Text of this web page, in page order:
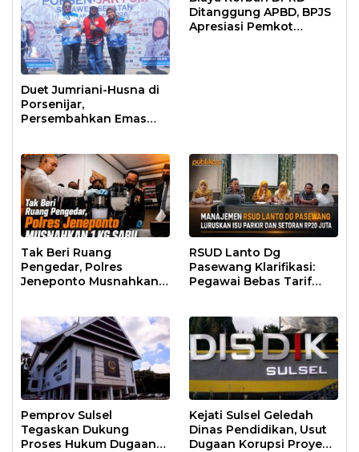
Duet Jumriani-Husna di
Porsenijar,
Persembahkan Emas
Ditanggung APBD, BPJS
Apresiasi Pemkot
Tak Beri Ruang
Pengedar, Polres
Jeneponto Musnahkan
RSUD Lanto Dg
Pasewang Klarifikasi:
Pegawai Bebas Tarif
Pemprov Sulsel
Tegaskan Dukung
Proses Hukum Dugaan
Kejati Sulsel Geledah
Dinas Pendidikan, Usut
Dugaan Korupsi Proyek